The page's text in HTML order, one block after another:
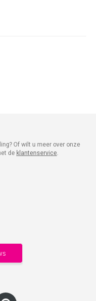
Of wilt u meer over onze
de klantenservice.